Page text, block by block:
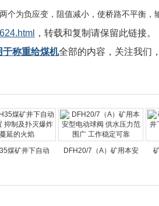
两个为负应变，阻值减小，使桥路不平衡，
，转载和复制请保留此链接。
于称重给煤机全部的内容，关注我们
煤矿井下自动 DFH20/7（A）矿用本安